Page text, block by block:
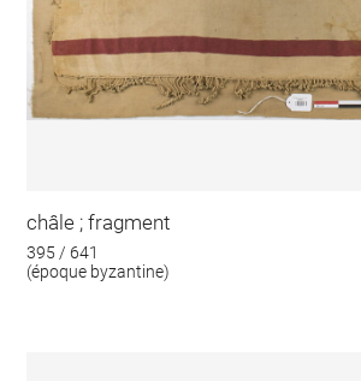
châle ; fragment
395 / 641
(époque byzantine)